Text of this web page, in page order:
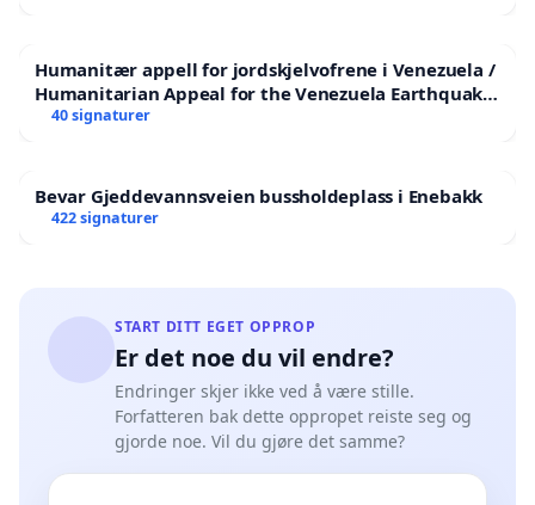
Humanitær appell for jordskjelvofrene i Venezuela /
Humanitarian Appeal for the Venezuela Earthquake
Victims
40 signaturer
Bevar Gjeddevannsveien bussholdeplass i Enebakk
422 signaturer
START DITT EGET OPPROP
Er det noe du vil endre?
Endringer skjer ikke ved å være stille.
Forfatteren bak dette oppropet reiste seg og
gjorde noe. Vil du gjøre det samme?